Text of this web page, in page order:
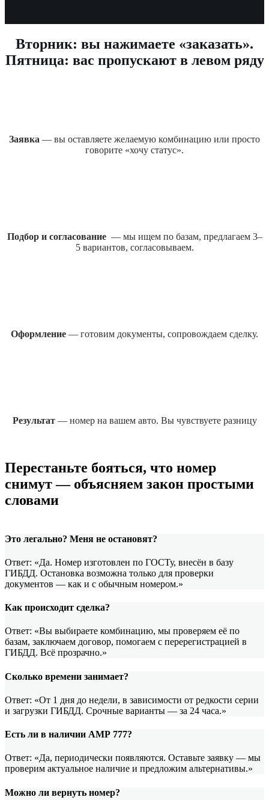
Вторник: вы нажимаете «заказать».
Пятница: вас пропускают в левом ряду
Заявка — вы оставляете желаемую комбинацию или просто
говорите «хочу статус».
Подбор и согласование — мы ищем по базам, предлагаем 3–
5 вариантов, согласовываем.
Оформление — готовим документы, сопровождаем сделку.
Результат— номер на вашем авто. Вы чувствуете разницу
Перестаньте бояться, что номер
снимут — объясняем закон простыми
словами
Это легально? Меня не остановят?
Ответ: «Да. Номер изготовлен по ГОСТу, внесён в базу
ГИБДД. Остановка возможна только для проверки
документов — как и с обычным номером.»
Как происходит сделка?
Ответ: «Вы выбираете комбинацию, мы проверяем её по
базам, заключаем договор, помогаем с перерегистрацией в
ГИБДД. Всё прозрачно.»
Сколько времени занимает?
Ответ: «От 1 дня до недели, в зависимости от редкости серии
и загрузки ГИБДД. Срочные варианты — за 24 часа.»
Есть ли в наличии АМР 777?
Ответ: «Да, периодически появляются. Оставьте заявку — мы
проверим актуальное наличие и предложим альтернативы.»
Можно ли вернуть номер?